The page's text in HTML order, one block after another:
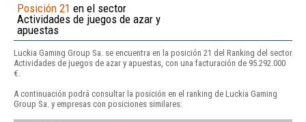
Posición 21 en el sector
Actividades de juegos de azar y
apuestas
Luckia Gaming Group Sa. se encuentra en la posición 21 del Ranking del sector
Actividades de juegos de azar y apuestas, con una facturación de 95.292.000
€.
A continuación podrá consultar la posición en el ranking de Luckia Gaming
Group Sa. y empresas con posiciones similares: